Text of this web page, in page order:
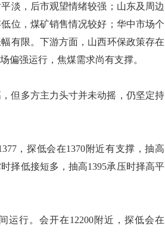
淡，后市观望情绪较强；山东及周边
位，煤矿销售情况较好；华中市场个
有限。下游方面，山西环保政策存在
偏强运行，焦煤需求尚有支撑。
但多方主力头寸并未动摇，仍坚定持
，探低会在1370附近有支撑，抽高
择低接短多，抽高1395承压时择高平
行。会开在12200附近，探低会在